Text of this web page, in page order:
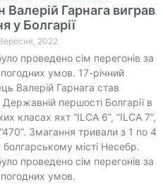
Валерій Гарнага виграв
у Болгарії
2022
проведено сім перегонів за
умов. 17-річний
Валерій Гарнага став
першості Болгарії в
класах яхт “ILCA 6”, “ILCA 7”,
Змагання тривали з 1 по 4
місті Несебр.
проведено сім перегонів за
умов.